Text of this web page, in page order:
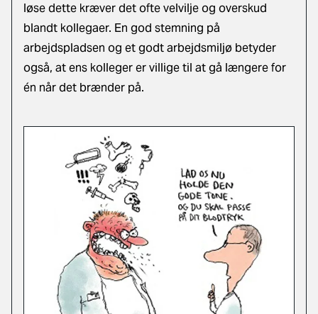
løse dette kræver det ofte velvilje og overskud
blandt kollegaer. En god stemning på
arbejdspladsen og et godt arbejdsmiljø betyder
også, at ens kolleger er villige til at gå længere for
én når det brænder på.